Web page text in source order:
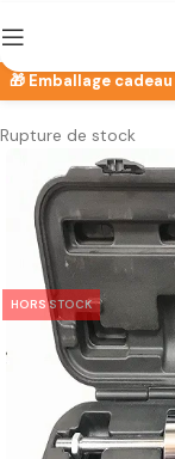
Rupture de stock
HORS STOCK